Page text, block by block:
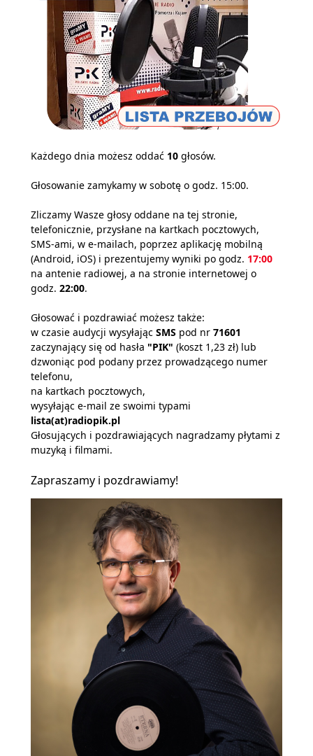
Każdego dnia możesz oddać 10 głosów.
Głosowanie zamykamy w sobotę o godz. 15:00.
Zliczamy Wasze głosy oddane na tej stronie,
telefonicznie, przysłane na kartkach pocztowych,
SMS-ami, w e-mailach, poprzez aplikację mobilną
(Android, iOS) i prezentujemy wyniki po godz. 17:00
na antenie radiowej, a na stronie internetowej o
godz. 22:00.
Głosować i pozdrawiać możesz także:
w czasie audycji wysyłając SMS pod nr 71601
zaczynający się od hasła "PIK" (koszt 1,23 zł) lub
dzwoniąc pod podany przez prowadzącego numer
telefonu,
na kartkach pocztowych,
wysyłając e-mail ze swoimi typami
lista(at)radiopik.pl
Głosujących i pozdrawiających nagradzamy płytami z
muzyką i filmami.
Zapraszamy i pozdrawiamy!